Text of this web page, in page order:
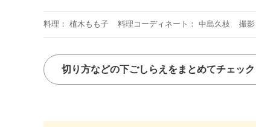
料理 植木もも子 料理コーディネート 中島久枝 撮影
切り方などの下ごしらえをまとめてチェック